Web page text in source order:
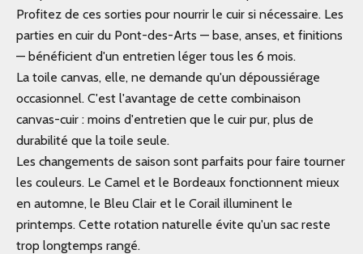
Profitez de ces sorties pour nourrir le cuir si nécessaire. Les
parties en cuir du Pont-des-Arts — base, anses, et finitions
— bénéficient d'un entretien léger tous les 6 mois.
La toile canvas, elle, ne demande qu'un dépoussiérage
occasionnel. C'est l'avantage de cette combinaison
canvas-cuir : moins d'entretien que le cuir pur, plus de
durabilité que la toile seule.
Les changements de saison sont parfaits pour faire tourner
les couleurs. Le Camel et le Bordeaux fonctionnent mieux
en automne, le Bleu Clair et le Corail illuminent le
printemps. Cette rotation naturelle évite qu'un sac reste
trop longtemps rangé.